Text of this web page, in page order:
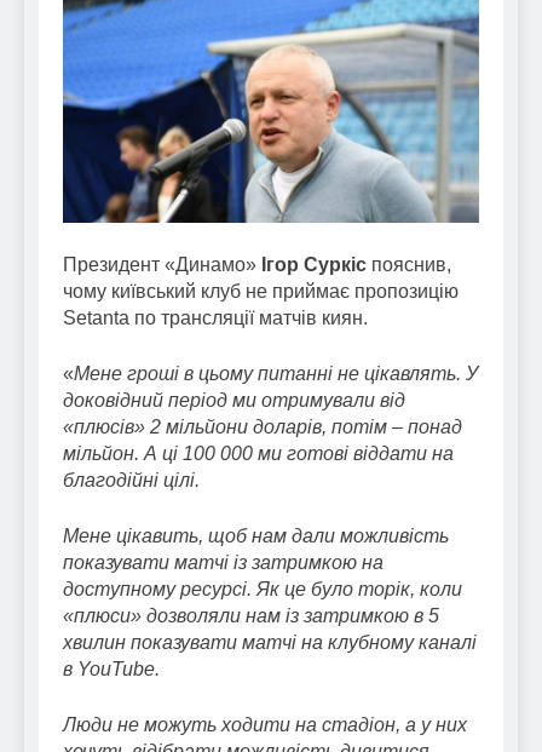
Президент «Динамо» Ігор Суркіс пояснив,
чому київський клуб не приймає пропозицію
Setanta по трансляції матчів киян.
«Мене гроші в цьому питанні не цікавлять. У
доковідний період ми отримували від
«плюсів» 2 мільйони доларів, потім – понад
мільйон. А ці 100 000 ми готові віддати на
благодійні цілі.
Мене цікавить, щоб нам дали можливість
показувати матчі із затримкою на
доступному ресурсі. Як це було торік, коли
«плюси» дозволяли нам із затримкою в 5
хвилин показувати матчі на клубному каналі
в YouTube.
Люди не можуть ходити на стадіон, а у них